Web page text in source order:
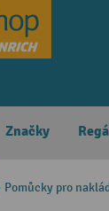
navigation
Značky
Pomůcky pro